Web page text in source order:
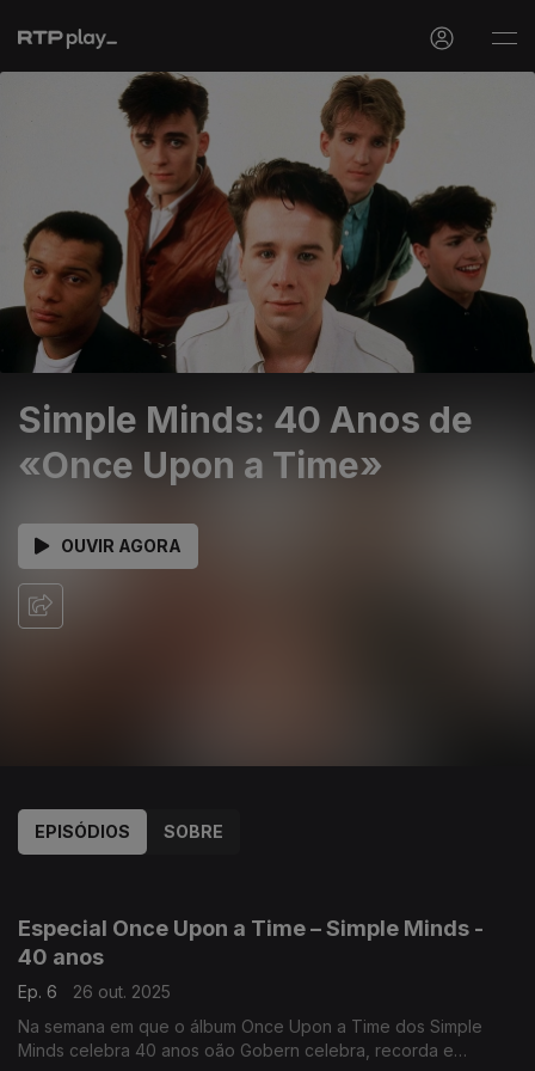
Simple Minds: 40 Anos de
«Once Upon a Time»
OUVIR AGORA
EPISÓDIOS SOBRE
Especial Once Upon a Time – Simple Minds -
40 anos
Ep. 6
26 out. 2025
Na semana em que o álbum Once Upon a Time dos Simple
Minds celebra 40 anos oão Gobern celebra, recorda e